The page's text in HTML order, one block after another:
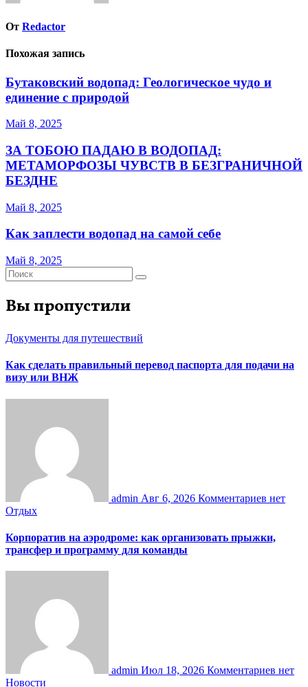
От Redactor
Похожая запись
Бутаковский водопад: Геологическое чудо и
единение с природой
Май 8, 2025
ЗА ТОБОЮ ПАДАЮ В ВОДОПАД:
МЕТАМОРФОЗЫ ЧУВСТВ В БЕЗГРАНИЧНОЙ
БЕЗДНЕ
Май 8, 2025
Как заплести водопад на самой себе
Май 8, 2025
Вы пропустили
Документы для путешествий
Как сделать правильный перевод паспорта для подачи на
визу или ВНЖ
admin Авг 6, 2026 Комментариев нет
Отдых
Корпоратив на аэродроме: как организовать прыжки,
трансфер и программу для команды
admin Июл 18, 2026 Комментариев нет
Новости